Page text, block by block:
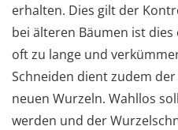
erhalten. Dies gilt der
bei älteren Bäumen ist
oft zu lange und
Schneiden dient zudem
neuen Wurzeln. Wahllos
werden und der